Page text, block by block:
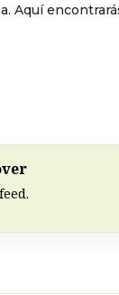
Aquí